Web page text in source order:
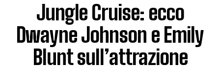
Jungle Cruise: ecco
Dwayne Johnson e Emily
Blunt sull’attrazione